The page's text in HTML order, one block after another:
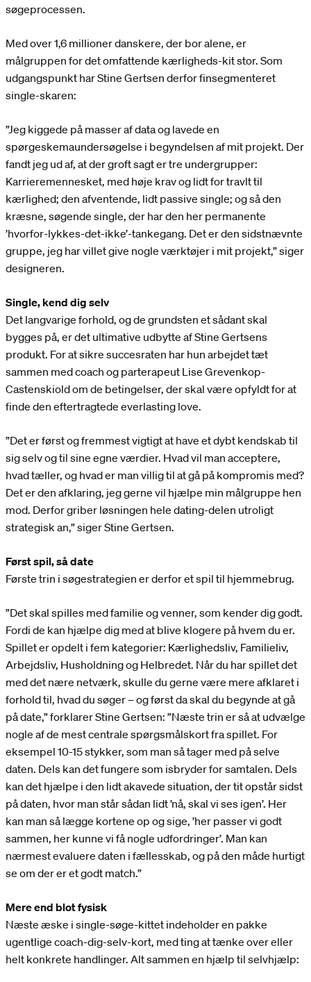
søgeprocessen.
Med over 1,6 millioner danskere, der bor alene, er
målgruppen for det omfattende kærligheds-kit stor. Som
udgangspunkt har Stine Gertsen derfor finsegmenteret
single-skaren:
”Jeg kiggede på masser af data og lavede en
spørgeskemaundersøgelse i begyndelsen af mit projekt. Der
fandt jeg ud af, at der groft sagt er tre undergrupper:
Karrieremennesket, med høje krav og lidt for travlt til
kærlighed; den afventende, lidt passive single; og så den
kræsne, søgende single, der har den her permanente
’hvorfor-lykkes-det-ikke’-tankegang. Det er den sidstnævnte
gruppe, jeg har villet give nogle værktøjer i mit projekt,” siger
designeren.
Single, kend dig selv
Det langvarige forhold, og de grundsten et sådant skal
bygges på, er det ultimative udbytte af Stine Gertsens
produkt. For at sikre succesraten har hun arbejdet tæt
sammen med coach og parterapeut Lise Grevenkop-
Castenskiold om de betingelser, der skal være opfyldt for at
finde den eftertragtede everlasting love.
”Det er først og fremmest vigtigt at have et dybt kendskab til
sig selv og til sine egne værdier. Hvad vil man acceptere,
hvad tæller, og hvad er man villig til at gå på kompromis med?
Det er den afklaring, jeg gerne vil hjælpe min målgruppe hen
mod. Derfor griber løsningen hele dating-delen utroligt
strategisk an,” siger Stine Gertsen.
Først spil, så date
Første trin i søgestrategien er derfor et spil til hjemmebrug.
”Det skal spilles med familie og venner, som kender dig godt.
Fordi de kan hjælpe dig med at blive klogere på hvem du er.
Spillet er opdelt i fem kategorier: Kærlighedsliv, Familieliv,
Arbejdsliv, Husholdning og Helbredet. Når du har spillet det
med det nære netværk, skulle du gerne være mere afklaret i
forhold til, hvad du søger – og først da skal du begynde at gå
på date,” forklarer Stine Gertsen: ”Næste trin er så at udvælge
nogle af de mest centrale spørgsmålskort fra spillet. For
eksempel 10-15 stykker, som man så tager med på selve
daten. Dels kan det fungere som isbryder for samtalen. Dels
kan det hjælpe i den lidt akavede situation, der tit opstår sidst
på daten, hvor man står sådan lidt ’nå, skal vi ses igen’. Her
kan man så lægge kortene op og sige, ’her passer vi godt
sammen, her kunne vi få nogle udfordringer’. Man kan
nærmest evaluere daten i fællesskab, og på den måde hurtigt
se om der er et godt match.”
Mere end blot fysisk
Næste æske i single-søge-kittet indeholder en pakke
ugentlige coach-dig-selv-kort, med ting at tænke over eller
helt konkrete handlinger. Alt sammen en hjælp til selvhjælp: